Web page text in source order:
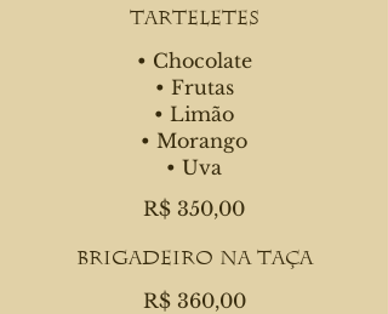
Tarteletes
• Chocolate
• Frutas
• Limão
• Morango
• Uva
R$ 350,00
Brigadeiro na Taça
R$ 360,00